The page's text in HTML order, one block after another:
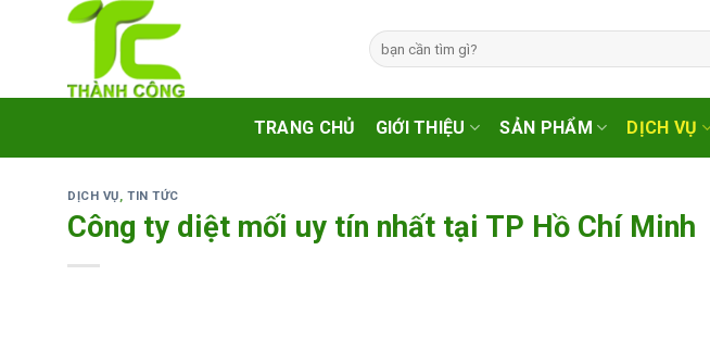
Tìm
kiếm:
TRANG CHỦ GIỚI THIỆU SẢN PHẨM DỊCH VỤ
DỊCH VỤ,TIN TỨC
Công ty diệt mối uy tín nhất tại TP Hồ Chí Minh